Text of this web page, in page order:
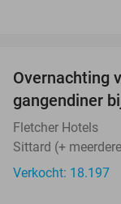
Overnachting
gangendiner
Fletcher Hotels
Sittard (+
Verkocht: 18.197